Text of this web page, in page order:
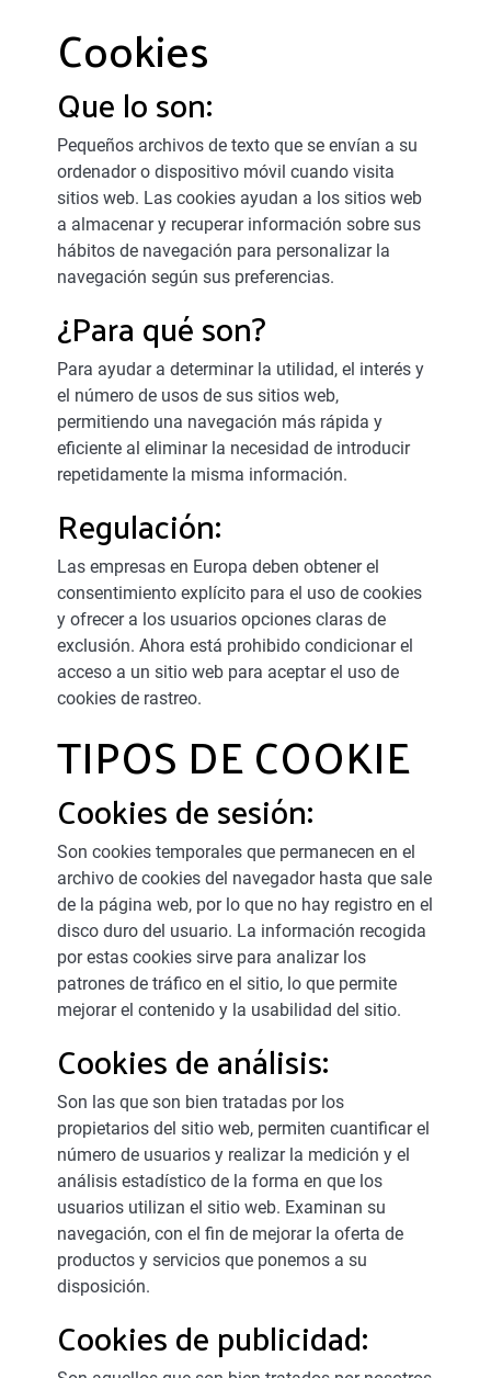
Cookies
Que lo son:
Pequeños archivos de texto que se envían a su
ordenador o dispositivo móvil cuando visita
sitios web. Las cookies ayudan a los sitios web
a almacenar y recuperar información sobre sus
hábitos de navegación para personalizar la
navegación según sus preferencias.
¿Para qué son?
Para ayudar a determinar la utilidad, el interés y
el número de usos de sus sitios web,
permitiendo una navegación más rápida y
eficiente al eliminar la necesidad de introducir
repetidamente la misma información.
Regulación:
Las empresas en Europa deben obtener el
consentimiento explícito para el uso de cookies
y ofrecer a los usuarios opciones claras de
exclusión. Ahora está prohibido condicionar el
acceso a un sitio web para aceptar el uso de
cookies de rastreo.
TIPOS DE COOKIE
Cookies de sesión:
Son cookies temporales que permanecen en el
archivo de cookies del navegador hasta que sale
de la página web, por lo que no hay registro en el
disco duro del usuario. La información recogida
por estas cookies sirve para analizar los
patrones de tráfico en el sitio, lo que permite
mejorar el contenido y la usabilidad del sitio.
Cookies de análisis:
Son las que son bien tratadas por los
propietarios del sitio web, permiten cuantificar el
número de usuarios y realizar la medición y el
análisis estadístico de la forma en que los
usuarios utilizan el sitio web. Examinan su
navegación, con el fin de mejorar la oferta de
productos y servicios que ponemos a su
disposición.
Cookies de publicidad: